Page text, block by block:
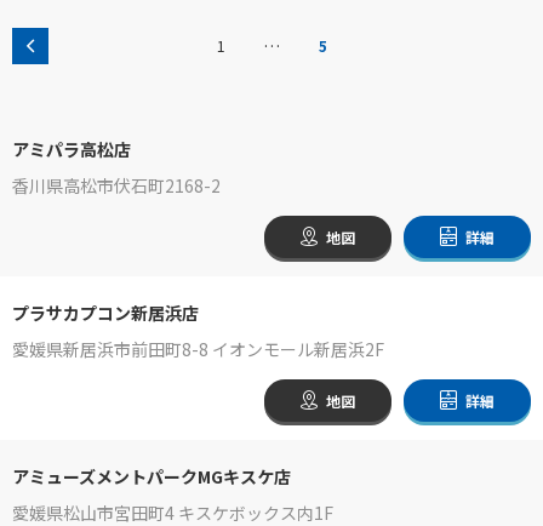
1 … 5
アミパラ高松店
香川県高松市伏石町2168-2
地図 詳細
プラサカプコン新居浜店
愛媛県新居浜市前田町8-8 イオンモール新居浜2F
地図 詳細
アミューズメントパークMGキスケ店
愛媛県松山市宮田町4 キスケボックス内1F